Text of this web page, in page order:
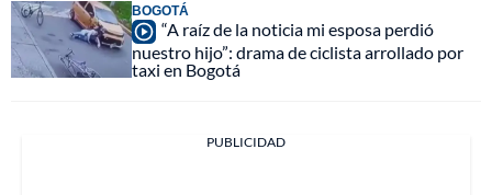
BOGOTÁ
“A raíz de la noticia mi esposa perdió
nuestro hijo”: drama de ciclista arrollado por
taxi en Bogotá
PUBLICIDAD